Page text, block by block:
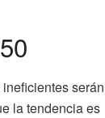
serán
la tendencia es